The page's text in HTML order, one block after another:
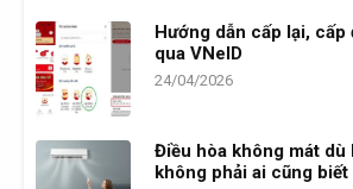
Hướng dẫn cấp lại,
qua VNeID
24/04/2026
Điều hòa không mát dù
không phải ai cũng biết